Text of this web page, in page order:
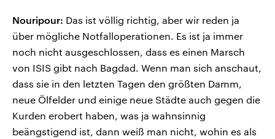
Nouripour: Das ist völlig richtig, aber wir reden ja
über mögliche Notfalloperationen. Es ist ja immer
noch nicht ausgeschlossen, dass es einen Marsch
von ISIS gibt nach Bagdad. Wenn man sich anschaut,
dass sie in den letzten Tagen den größten Damm,
neue Ölfelder und einige neue Städte auch gegen die
Kurden erobert haben, was ja wahnsinnig
beängstigend ist, dann weiß man nicht, wohin es als